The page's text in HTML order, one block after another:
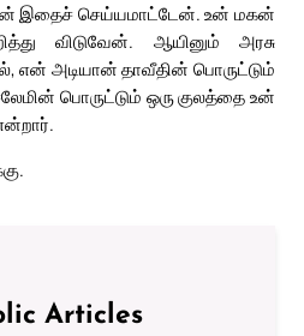
இதைச் செய்யமாட்டேன். உன் மகன்
விடுவேன். ஆயினும் அரசு
என் அடியான் தாவீதின் பொருட்டும்
பொருட்டும் ஒரு குலத்தை உன்
Articles